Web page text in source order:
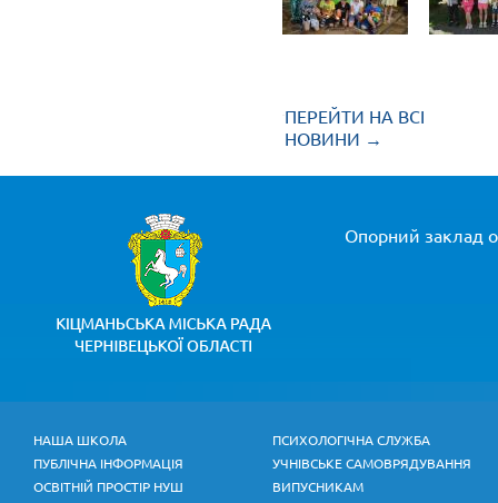
ПЕРЕЙТИ НА ВСІ
НОВИНИ →
Опорний заклад
НАША ШКОЛА
ПУБЛІЧНА ІНФОРМАЦІЯ
ОСВІТНІЙ ПРОСТІР НУШ
ПСИХОЛОГІЧНА СЛУЖБА
УЧНІВСЬКЕ САМОВРЯДУВАННЯ
ВИПУСНИКАМ